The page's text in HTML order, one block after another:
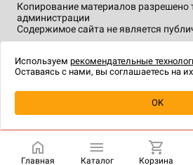
Уведомить о
Копирование материалов разрешено
администрации
Содержимое сайта не является
технологии.
Главная Каталог Корзина
Используем рекомендательные
Оставаясь с нами, вы соглашаетесь на
OK